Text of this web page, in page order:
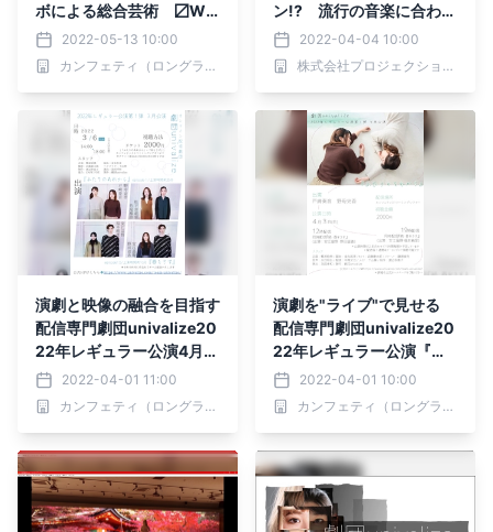
ボによる総合芸術 〼Wal
ker『Angle; position』上
演決定 キャスト・ビジュ
アル解禁 カンフェティで
2022-05-13 10:00
カンフェティ（ロングランプランニング株式会社）
ン!? 流行の音楽に合わせ
てしっかり運動できるレッ
スン
2022-04-04 10:00
株式会社プロジェクションワークアウト
演劇と映像の融合を目指す
配信専門劇団univalize20
22年レギュラー公演4月最
終公演にあわせて過去回の
再配信決定！ カンフェテ
ィでチケット発売中
2022-04-01 11:00
カンフェティ（ロングランプランニング株式会社）
演劇を"ライブ"で見せる
配信専門劇団univalize20
22年レギュラー公演『ふ
たりのそれから』＆『続
春をさす』4月配信決定
カンフェティでチケット発
2022-04-01 10:00
カンフェティ（ロングランプランニング株式会社）